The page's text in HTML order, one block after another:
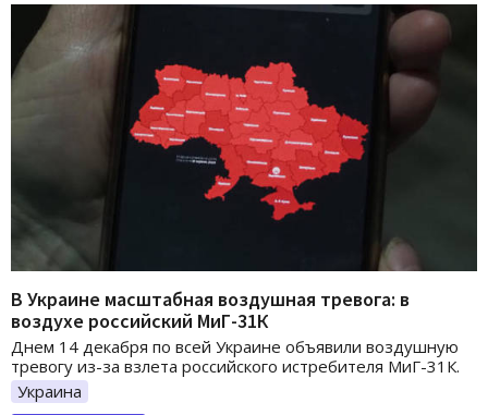
В Украине масштабная воздушная тревога: в
воздухе российский МиГ-31К
Днем 14 декабря по всей Украине объявили воздушную
тревогу из-за взлета российского истребителя МиГ-31К.
Украина